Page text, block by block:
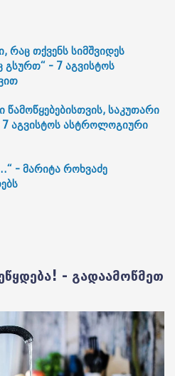
რაც თქვენს სიმშვიდეს
გსურთ“ - 7 აგვისტოს
საკუთარი
7 აგვისტოს ასტროლოგიური
- მარიტა როხვაძე
- გადაამოწმეთ